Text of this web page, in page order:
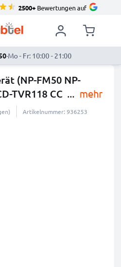
2500+Bewertungen auf
·Mo - Fr: 10:00 - 21:00
(NP-FM50 NP-
TVR118 CC ... mehr
Artikelnummer: 936253